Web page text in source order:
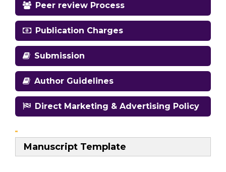
Peer review Process
Publication Charges
Submission
Author Guidelines
Direct Marketing & Advertising Policy
Manuscript Template